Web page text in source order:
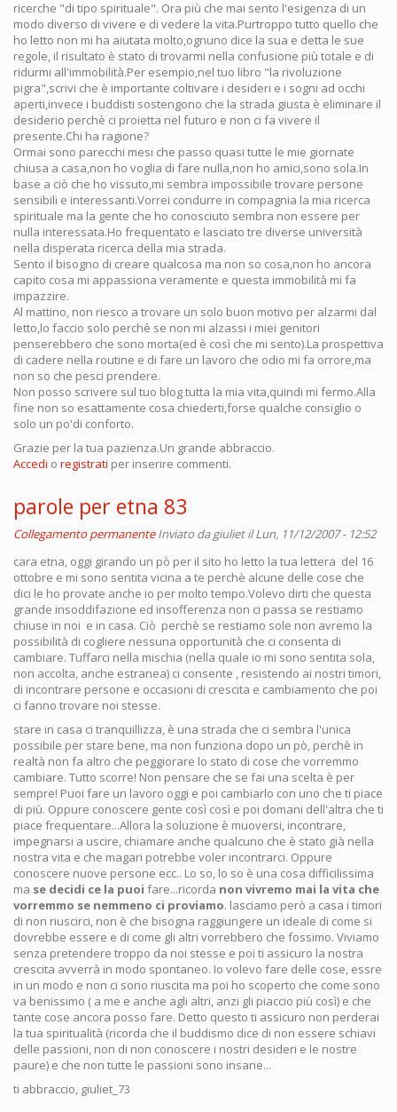
ricerche "di tipo spirituale". Ora più che mai sento l'esigenza di un
modo diverso di vivere e di vedere la vita.Purtroppo tutto quello che
ho letto non mi ha aiutata molto,ognuno dice la sua e detta le sue
regole, il risultato è stato di trovarmi nella confusione più totale e di
ridurmi all'immobilità.Per esempio,nel tuo libro "la rivoluzione
pigra",scrivi che è importante coltivare i desideri e i sogni ad occhi
aperti,invece i buddisti sostengono che la strada giusta è eliminare il
desiderio perchè ci proietta nel futuro e non ci fa vivere il
presente.Chi ha ragione?
Ormai sono parecchi mesi che passo quasi tutte le mie giornate
chiusa a casa,non ho voglia di fare nulla,non ho amici,sono sola.In
base a ciò che ho vissuto,mi sembra impossibile trovare persone
sensibili e interessanti.Vorrei condurre in compagnia la mia ricerca
spirituale ma la gente che ho conosciuto sembra non essere per
nulla interessata.Ho frequentato e lasciato tre diverse università
nella disperata ricerca della mia strada.
Sento il bisogno di creare qualcosa ma non so cosa,non ho ancora
capito cosa mi appassiona veramente e questa immobilità mi fa
impazzire.
Al mattino, non riesco a trovare un solo buon motivo per alzarmi dal
letto,lo faccio solo perchè se non mi alzassi i miei genitori
penserebbero che sono morta(ed è così che mi sento).La prospettiva
di cadere nella routine e di fare un lavoro che odio mi fa orrore,ma
non so che pesci prendere.
Non posso scrivere sul tuo blog tutta la mia vita,quindi mi fermo.Alla
fine non so esattamente cosa chiederti,forse qualche consiglio o
solo un po'di conforto.
Grazie per la tua pazienza.Un grande abbraccio.
Accedi o registrati per inserire commenti.
parole per etna 83
Collegamento permanente Inviato dagiulietil Lun, 11/12/2007 - 12:52
cara etna, oggi girando un pò per il sito ho letto la tua lettera del 16
ottobre e mi sono sentita vicina a te perchè alcune delle cose che
dici le ho provate anche io per molto tempo.Volevo dirti che questa
grande insoddifazione ed insofferenza non ci passa se restiamo
chiuse in noi e in casa. Ciò perchè se restiamo sole non avremo la
possibilità di cogliere nessuna opportunità che ci consenta di
cambiare. Tuffarci nella mischia (nella quale io mi sono sentita sola,
non accolta, anche estranea) ci consente , resistendo ai nostri timori,
di incontrare persone e occasioni di crescita e cambiamento che poi
ci fanno trovare noi stesse.
stare in casa ci tranquillizza, è una strada che ci sembra l'unica
possibile per stare bene, ma non funziona dopo un pò, perchè in
realtà non fa altro che peggiorare lo stato di cose che vorremmo
cambiare. Tutto scorre! Non pensare che se fai una scelta è per
sempre! Puoi fare un lavoro oggi e poi cambiarlo con uno che ti piace
di più. Oppure conoscere gente così così e poi domani dell'altra che ti
piace frequentare...Allora la soluzione è muoversi, incontrare,
impegnarsi a uscire, chiamare anche qualcuno che è stato già nella
nostra vita e che magari potrebbe voler incontrarci. Oppure
conoscere nuove persone ecc.. Lo so, lo so è una cosa difficilissima
ma se decidi ce la puoi fare...ricorda non vivremo mai la vita che
vorremmo se nemmeno ci proviamo. lasciamo però a casa i timori
di non riuscirci, non è che bisogna raggiungere un ideale di come si
dovrebbe essere e di come gli altri vorrebbero che fossimo. Viviamo
senza pretendere troppo da noi stesse e poi ti assicuro la nostra
crescita avverrà in modo spontaneo. Io volevo fare delle cose, essre
in un modo e non ci sono riuscita ma poi ho scoperto che come sono
va benissimo ( a me e anche agli altri, anzi gli piaccio più così) e che
tante cose ancora posso fare. Detto questo ti assicuro non perderai
la tua spiritualità (ricorda che il buddismo dice di non essere schiavi
delle passioni, non di non conoscere i nostri desideri e le nostre
paure) e che non tutte le passioni sono insane...
ti abbraccio, giuliet_73